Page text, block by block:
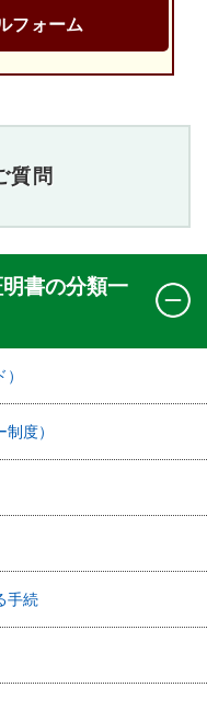
フォーム
質問
書の分類一
度）
手続